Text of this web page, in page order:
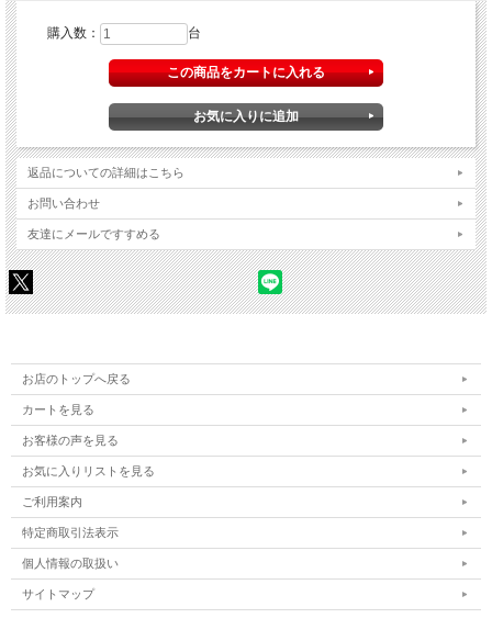
購入数： 台
返品についての詳細はこちら
お問い合わせ
友達にメールですすめる
お店のトップへ戻る
カートを見る
お客様の声を見る
お気に入りリストを見る
ご利用案内
特定商取引法表示
個人情報の取扱い
サイトマップ